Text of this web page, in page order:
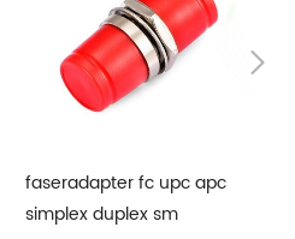
faseradapter fc upc apc
simplex duplex sm